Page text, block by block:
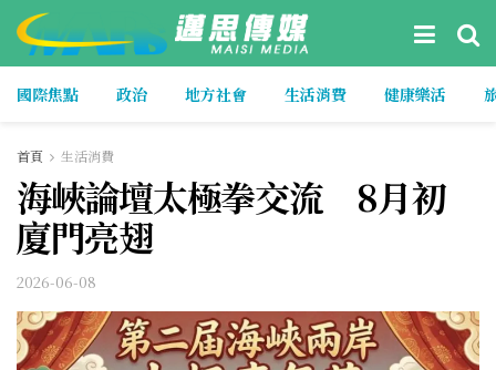
國際焦點 政治 地方社會 生活消費 健康樂活
首頁 生活消費
海峽論壇太極拳交流 8月初
廈門亮翅
2026-06-08